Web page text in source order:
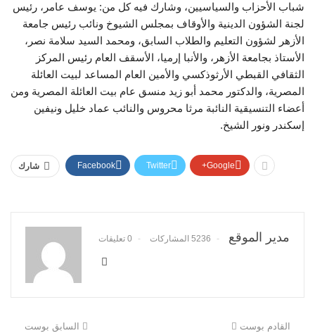
شباب الأحزاب والسياسيين، وشارك فيه كل من: يوسف عامر، رئيس
لجنة الشؤون الدينية والأوقاف بمجلس الشيوخ ونائب رئيس جامعة
الأزهر لشؤون التعليم والطلاب السابق، ومحمد السيد سلامة نصر،
الأستاذ بجامعة الأزهر، والأنبا إرميا، الأسقف العام رئيس المركز
الثقافي القبطي الأرثوذكسي والأمين العام المساعد لبيت العائلة
المصرية، والدكتور محمد أبو زيد منسق عام بيت العائلة المصرية ومن
أعضاء التنسيقية النائبة مرثا محروس والنائب عماد خليل ونيفين
إسكندر ونور الشيخ.
شارك Facebook Twitter Google+
مدير الموقع 5236 المشاركات 0 تعليقات
السابق بوست القادم بوست